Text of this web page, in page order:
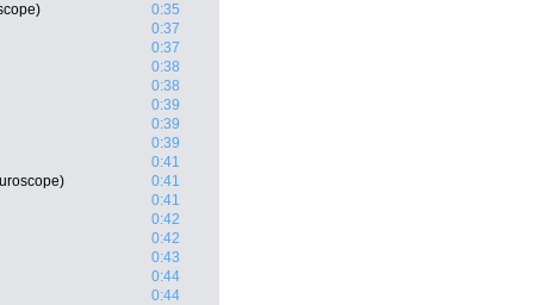
0:35
0:37
0:37
0:38
0:38
0:39
0:39
0:39
0:41
0:41
0:41
0:42
0:42
0:43
0:44
0:44